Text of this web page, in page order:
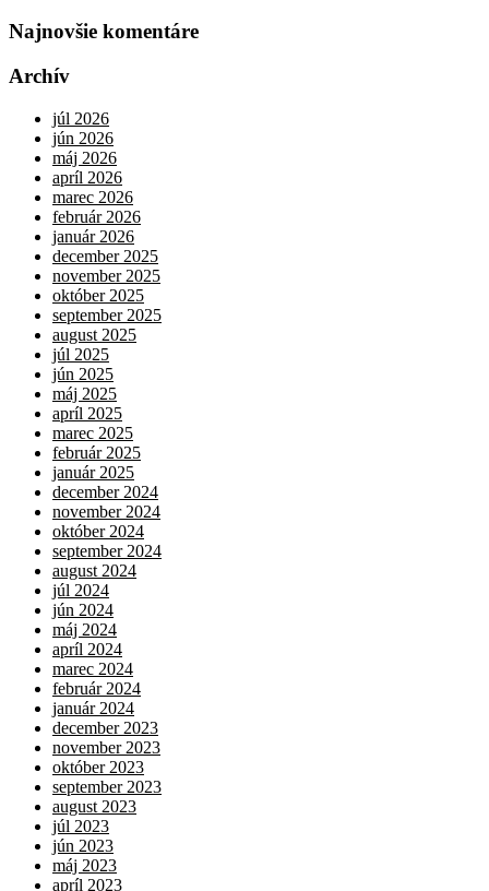
Najnovšie komentáre
Archív
júl 2026
jún 2026
máj 2026
apríl 2026
marec 2026
február 2026
január 2026
december 2025
november 2025
október 2025
september 2025
august 2025
júl 2025
jún 2025
máj 2025
apríl 2025
marec 2025
február 2025
január 2025
december 2024
november 2024
október 2024
september 2024
august 2024
júl 2024
jún 2024
máj 2024
apríl 2024
marec 2024
február 2024
január 2024
december 2023
november 2023
október 2023
september 2023
august 2023
júl 2023
jún 2023
máj 2023
apríl 2023